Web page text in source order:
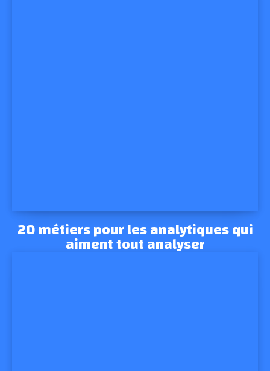
20 métiers pour les analytiques qui
aiment tout analyser